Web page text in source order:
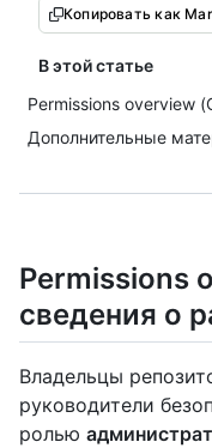
Копировать как
В этой статье
Permissions overview
Дополнительные
Permissions
сведения о
Владельцы
руководители
ролью